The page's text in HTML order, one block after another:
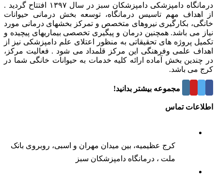
درمانگاه دامپزشکی دامپزشکان سبز در سال ۱۳۹۷ افتتاح گردید .
از اهداف مهم تاسیس درمانگاه، توسعه بخش درمانی حیوانات
خانگی، بکارگیری نیروهای متخصص و تمرکز بخشهای درمانی مورد
نیاز می باشد. همچنین درمان و پیگیری تخصصی بیماریهای پیچیده و
تکمیل پروژه های تحقیقاتی به منظور اعتلای علم دامپزشکی نیز از
اهداف علمی وفرهنگی این مرکز قلمداد می شود . فعالیت مرکز،
در چندین بخش آماده ارائه کلیه خدمات به حیوانات خانگی شما در
کرج می باشد.
درباره این مجموعه بیشتر بدانید!
اطلاعات تماس
کرج عظیمیه، بین میدان مهران و اسبی، روبروی بانک
ملت ، درمانگاه دامپزشکان سبز